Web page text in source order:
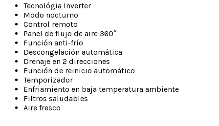
Tecnológia Inverter
Modo nocturno
Control remoto
Panel de flujo de aire 360°
Función anti-frío
Descongelación automática
Drenaje en 2 direcciones
Función de reinicio automático
Temporizador
Enfriamiento en baja temperatura ambiente
Filtros saludables
Aire fresco